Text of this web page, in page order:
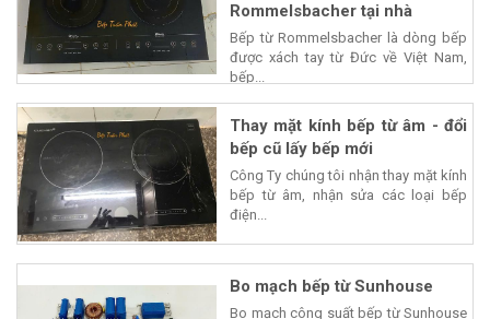
Rommelsbacher tại nhà
Bếp từ Rommelsbacher là dòng bếp
được xách tay từ Đức về Việt Nam,
bếp...
Thay mặt kính bếp từ âm - đổi
bếp cũ lấy bếp mới
Công Ty chúng tôi nhận thay mặt kính
bếp từ âm, nhận sửa các loại bếp
điện...
Bo mạch bếp từ Sunhouse
Bo mạch công suất bếp từ Sunhouse